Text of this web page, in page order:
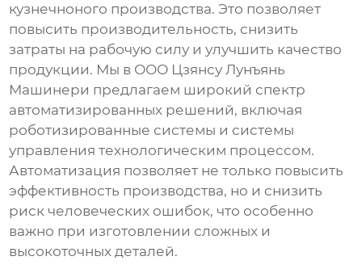
кузнечноного производства. Это позволяет
повысить производительность, снизить
затраты на рабочую силу и улучшить качество
продукции. Мы в ООО Цзянсу Лунъянь
Машинери предлагаем широкий спектр
автоматизированных решений, включая
роботизированные системы и системы
управления технологическим процессом.
Автоматизация позволяет не только повысить
эффективность производства, но и снизить
риск человеческих ошибок, что особенно
важно при изготовлении сложных и
высокоточных деталей.